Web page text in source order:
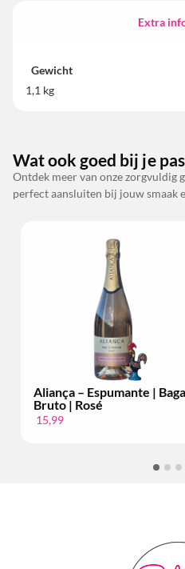
Extra
Gewicht
1,1 kg
Wat ook goed bij je
Ontdek meer van onze zorgvuldig
perfect aansluiten bij jouw smaak
– Espumante | Baga
| Rosé